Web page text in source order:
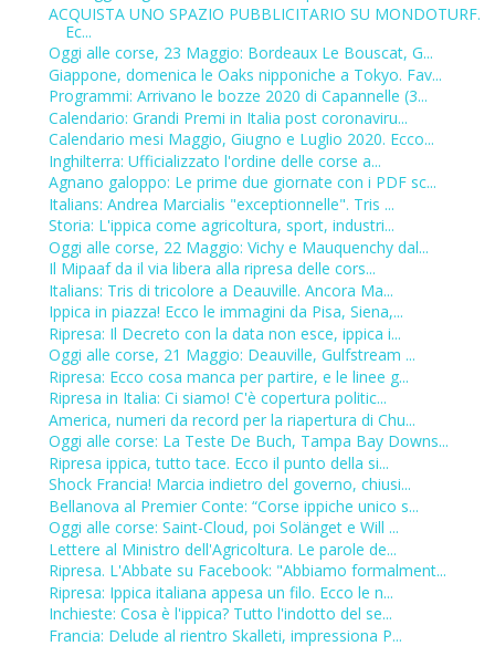
ACQUISTA UNO SPAZIO PUBBLICITARIO SU MONDOTURF.
Ec...
Oggi alle corse, 23 Maggio: Bordeaux Le Bouscat, G...
Giappone, domenica le Oaks nipponiche a Tokyo. Fav...
Programmi: Arrivano le bozze 2020 di Capannelle (3...
Calendario: Grandi Premi in Italia post coronaviru...
Calendario mesi Maggio, Giugno e Luglio 2020. Ecco...
Inghilterra: Ufficializzato l'ordine delle corse a...
Agnano galoppo: Le prime due giornate con i PDF sc...
Italians: Andrea Marcialis "exceptionnelle". Tris ...
Storia: L'ippica come agricoltura, sport, industri...
Oggi alle corse, 22 Maggio: Vichy e Mauquenchy dal...
Il Mipaaf da il via libera alla ripresa delle cors...
Italians: Tris di tricolore a Deauville. Ancora Ma...
Ippica in piazza! Ecco le immagini da Pisa, Siena,...
Ripresa: Il Decreto con la data non esce, ippica i...
Oggi alle corse, 21 Maggio: Deauville, Gulfstream ...
Ripresa: Ecco cosa manca per partire, e le linee g...
Ripresa in Italia: Ci siamo! C'è copertura politic...
America, numeri da record per la riapertura di Chu...
Oggi alle corse: La Teste De Buch, Tampa Bay Downs...
Ripresa ippica, tutto tace. Ecco il punto della si...
Shock Francia! Marcia indietro del governo, chiusi...
Bellanova al Premier Conte: “Corse ippiche unico s...
Oggi alle corse: Saint-Cloud, poi Solänget e Will ...
Lettere al Ministro dell'Agricoltura. Le parole de...
Ripresa. L'Abbate su Facebook: "Abbiamo formalment...
Ripresa: Ippica italiana appesa un filo. Ecco le n...
Inchieste: Cosa è l'ippica? Tutto l'indotto del se...
Francia: Delude al rientro Skalleti, impressiona P...